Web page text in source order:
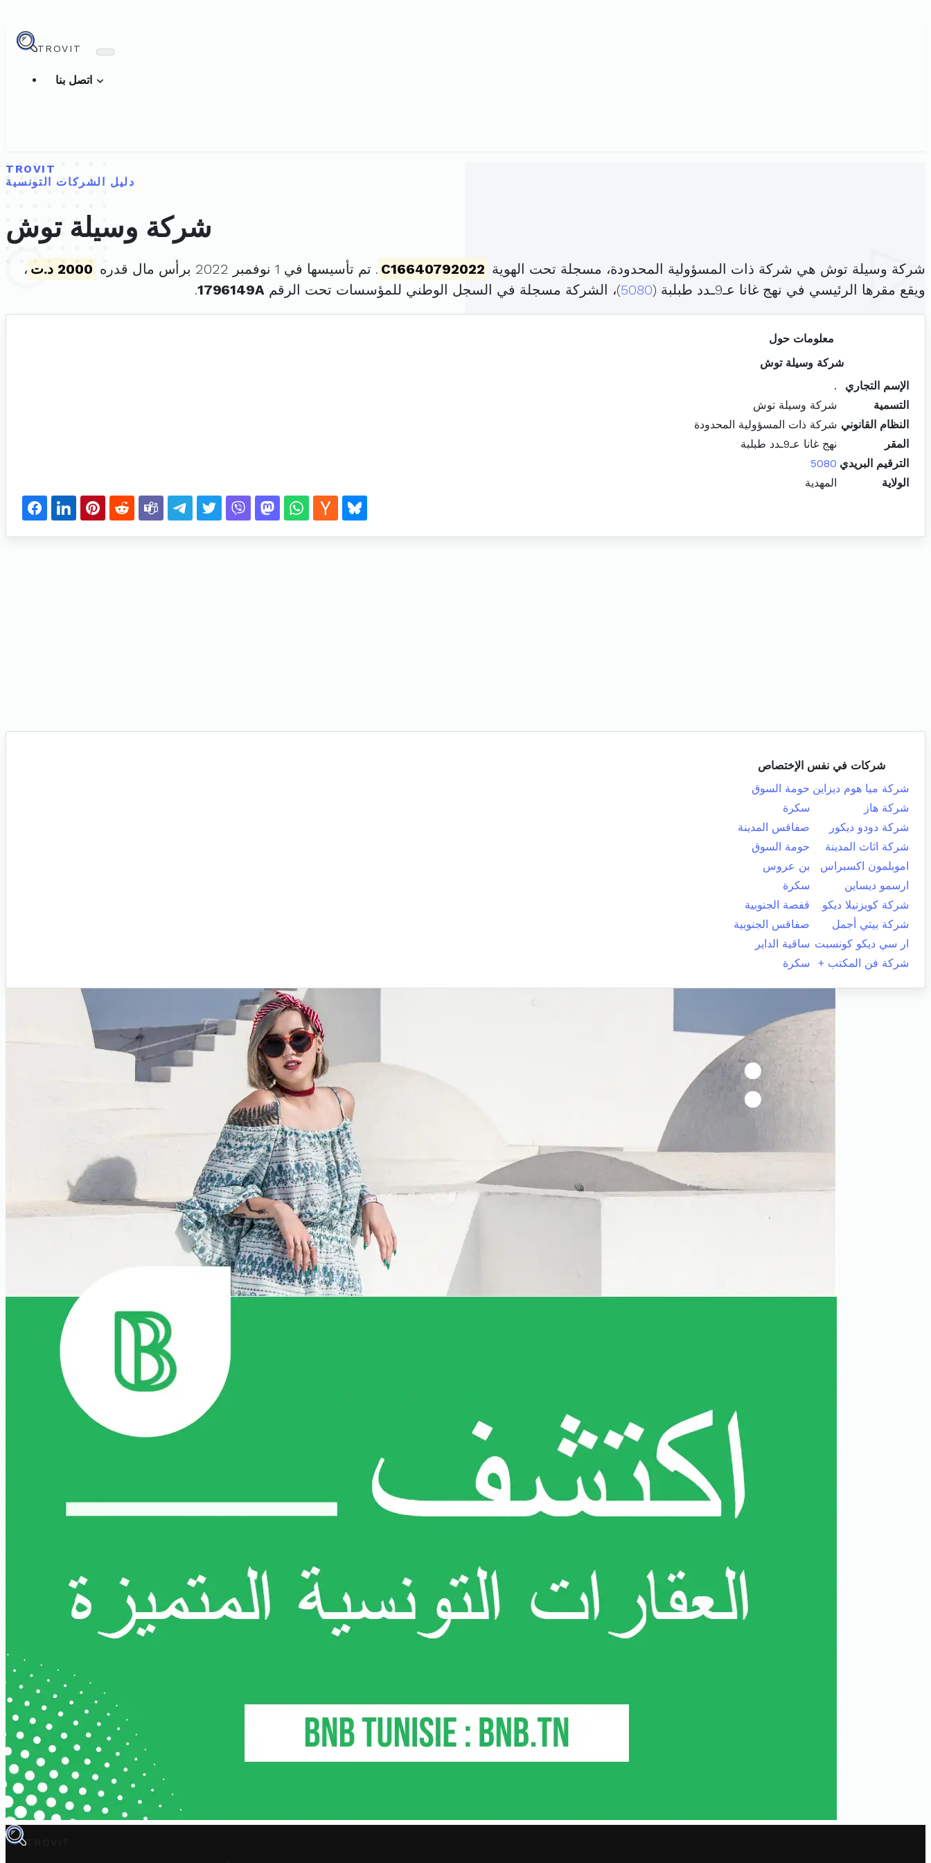
TROVIT
TROVIT
دليل الشركات التونسية
شركة وسيلة توش
شركة وسيلة توش هي شركة ذات المسؤولية المحدودة، مسجلة تحت الهوية C16640792022 . تم تأسيسها في 1 نوفمبر 2022 برأس مال قدره 2000 د.ت
،
ويقع مقرها الرئيسي في نهج غانا عـ9ـدد طبلبة (
5080)، الشركة مسجلة في السجل الوطني للمؤسسات تحت الرقم 1796149A
.
معلومات حول
شركة وسيلة توش
الإسم التجاري
.
التسمية
شركة وسيلة توش
النظام القانوني شركة ذات المسؤولية المحدودة
المقر
نهج غانا عـ9ـدد طبلبة
الترقيم البريدي 5080
الولاية
المهدية
شركات في نفس الإختصاص
شركة ميا هوم ديزاين حومة السوق
شركة هاز
سكرة
شركة دودو ديكور
صفاقس المدينة
شركة اثاث المدينة
حومة السوق
اموبلمون اكسبراس
بن عروس
ارسمو ديساين
سكرة
شركة كويزنيلا ديكو
قفصة الجنوبية
شركة بيتي أجمل
صفاقس الجنوبية
ار سي ديكو كونسبت ساقية الداير
شركة فن المكتب +
سكرة
TROVIT